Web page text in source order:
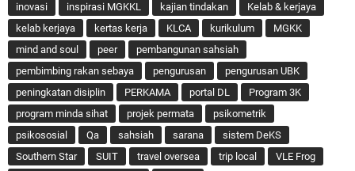
inovasi
inspirasi MGKKL kajian tindakan
Kelab & kerjaya
kelab kerjaya
kertas kerja KLCA kurikulum
MGKK
mind and soul
peer
pembangunan sahsiah
pembimbing rakan sebaya
pengurusan
pengurusan UBK
peningkatan disiplin
PERKAMA portal DL
Program 3K
program minda sihat
projek permata
psikometrik
psikososial
Qa sahsiah sarana
sistem DeKS
Southern Star
SUIT travel oversea trip local
VLE Frog